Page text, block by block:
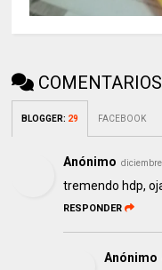
COMENTARIOS
BLOGGER: 29 FACEBOOK
Anónimo
tremendo hdp,
RESPONDER
Anónimo